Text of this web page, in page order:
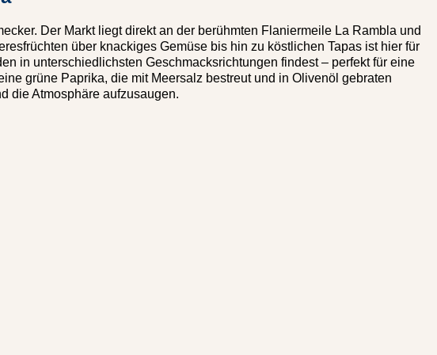
Der Markt liegt direkt an der berühmten Flaniermeile La Rambla und
über knackiges Gemüse bis hin zu köstlichen Tapas ist hier für
in unterschiedlichsten Geschmacksrichtungen findest – perfekt für eine
grüne Paprika, die mit Meersalz bestreut und in Olivenöl gebraten
die Atmosphäre aufzusaugen.